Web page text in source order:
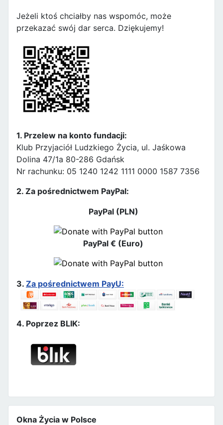
Jeżeli ktoś chciałby nas wspomóc, może
przekazać swój dar serca. Dziękujemy!
1. Przelew na konto fundacji:
Klub Przyjaciół Ludzkiego Życia, ul. Jaśkowa
Dolina 47/1a 80-286 Gdańsk
Nr rachunku: 05 1240 1242 1111 0000 1587 7356
2. Za pośrednictwem PayPal:
PayPal (PLN)
PayPal € (Euro)
3. Za pośrednictwem PayU:
4. Poprzez BLIK:
Okna Życia w Polsce